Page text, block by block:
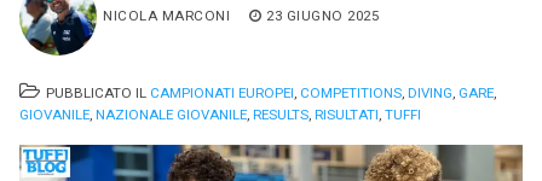
NICOLA MARCONI 23 GIUGNO 2025
PUBBLICATO IL CAMPIONATI EUROPEI, COMPETITIONS, DIVING, GARE,
GIOVANILE, NAZIONALE GIOVANILE, RESULTS, RISULTATI, TUFFI